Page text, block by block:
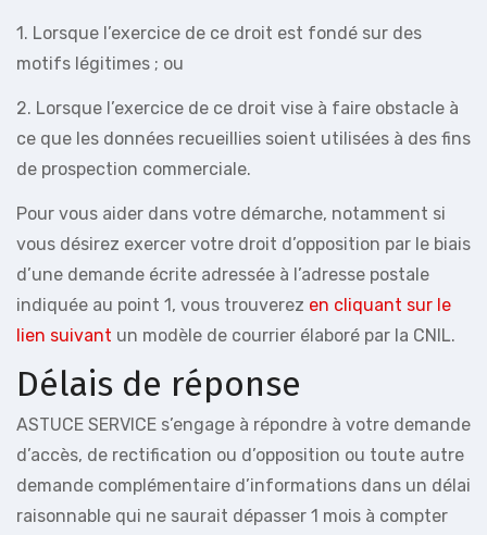
1. Lorsque l’exercice de ce droit est fondé sur des
motifs légitimes ; ou
2. Lorsque l’exercice de ce droit vise à faire obstacle à
ce que les données recueillies soient utilisées à des fins
de prospection commerciale.
Pour vous aider dans votre démarche, notamment si
vous désirez exercer votre droit d’opposition par le biais
d’une demande écrite adressée à l’adresse postale
indiquée au point 1, vous trouverez en cliquant sur le
lien suivant un modèle de courrier élaboré par la CNIL.
Délais de réponse
ASTUCE SERVICE s’engage à répondre à votre demande
d’accès, de rectification ou d’opposition ou toute autre
demande complémentaire d’informations dans un délai
raisonnable qui ne saurait dépasser 1 mois à compter